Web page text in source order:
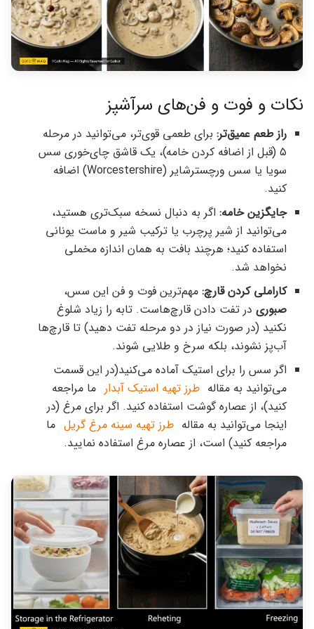
نکات و فوت و فن‌های سرآشپز
راز طعم عمیق‌تر: برای طعمی قوی‌تر، می‌توانید در مرحله
۵ (قبل از اضافه کردن خامه)، یک قاشق چای‌خوری سس
سویا یا سس ورچسترشایر (Worcestershire) اضافه
کنید.
جایگزین خامه: اگر به دنبال نسخه سبک‌تری هستید،
می‌توانید از شیر پرچرب یا ترکیب شیر و ماست یونانی
استفاده کنید؛ هرچند بافت به همان اندازه مخملی
نخواهد شد.
کاراملی کردن قارچ: مهم‌ترین فوت و فن این سس،
صبوری در تفت دادن قارچ‌هاست. تابه را زیاد شلوغ
نکنید (در صورت نیاز در دو مرحله تفت دهید) تا قارچ‌ها
آب‌پز نشوند، بلکه سرخ و طلایی شوند.
اگر سس را برای استیک آماده می‌کنید(در این قسمت
می‌توانید به مقاله طرز تهیه استیک آبدار ما مراجعه
کنید)، از عصاره گوشت استفاده کنید. اگر برای مرغ (در
اینجا می‌توانید به مقاله طرز تهیه سینه مرغ گریل ما
مراجعه کنید) است، از عصاره مرغ استفاده نمایید.